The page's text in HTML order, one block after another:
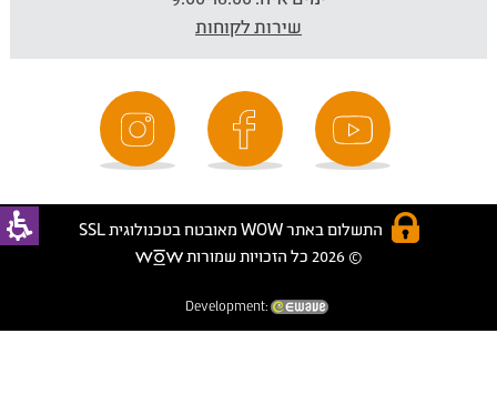
שירות לקוחות
התשלום באתר WOW מאובטח בטכנולוגית SSL
© 2026 כל הזכויות שמורות
Development: